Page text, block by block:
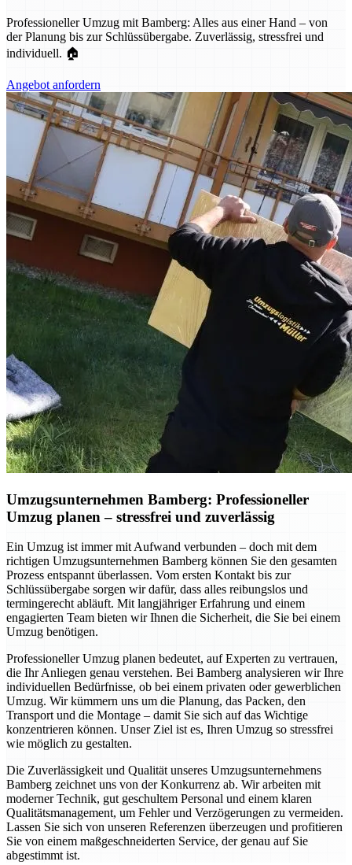
Professioneller Umzug mit Bamberg: Alles aus einer Hand – von
der Planung bis zur Schlüssübergabe. Zuverlässig, stressfrei und
individuell. 🏠
Angebot anfordern
Umzugsunternehmen Bamberg: Professioneller
Umzug planen – stressfrei und zuverlässig
Ein Umzug ist immer mit Aufwand verbunden – doch mit dem
richtigen Umzugsunternehmen Bamberg können Sie den gesamten
Prozess entspannt überlassen. Vom ersten Kontakt bis zur
Schlüssübergabe sorgen wir dafür, dass alles reibungslos und
termingerecht abläuft. Mit langjähriger Erfahrung und einem
engagierten Team bieten wir Ihnen die Sicherheit, die Sie bei einem
Umzug benötigen.
Professioneller Umzug planen bedeutet, auf Experten zu vertrauen,
die Ihr Anliegen genau verstehen. Bei Bamberg analysieren wir Ihre
individuellen Bedürfnisse, ob bei einem privaten oder gewerblichen
Umzug. Wir kümmern uns um die Planung, das Packen, den
Transport und die Montage – damit Sie sich auf das Wichtige
konzentrieren können. Unser Ziel ist es, Ihren Umzug so stressfrei
wie möglich zu gestalten.
Die Zuverlässigkeit und Qualität unseres Umzugsunternehmens
Bamberg zeichnet uns von der Konkurrenz ab. Wir arbeiten mit
moderner Technik, gut geschultem Personal und einem klaren
Qualitätsmanagement, um Fehler und Verzögerungen zu vermeiden.
Lassen Sie sich von unseren Referenzen überzeugen und profitieren
Sie von einem maßgeschneiderten Service, der genau auf Sie
abgestimmt ist.